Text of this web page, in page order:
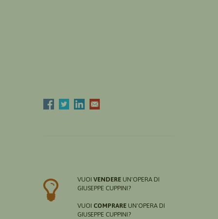
VUOI VENDERE UN'OPERA DI
GIUSEPPE CUPPINI?
VUOI COMPRARE UN'OPERA DI
GIUSEPPE CUPPINI?